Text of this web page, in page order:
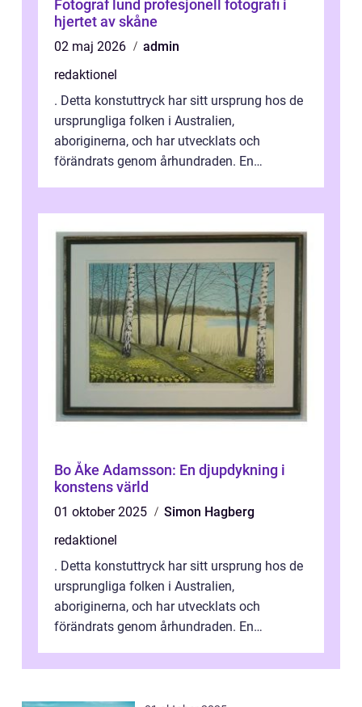
Fotograf lund profesjonell fotografi i
hjertet av skåne
02 maj 2026
admin
redaktionel
. Detta konstuttryck har sitt ursprung hos de
ursprungliga folken i Australien,
aboriginerna, och har utvecklats och
förändrats genom århundraden. En
Bo Åke Adamsson: En djupdykning i
konstens värld
01 oktober 2025
Simon Hagberg
redaktionel
. Detta konstuttryck har sitt ursprung hos de
ursprungliga folken i Australien,
aboriginerna, och har utvecklats och
förändrats genom århundraden. En
”aborig...